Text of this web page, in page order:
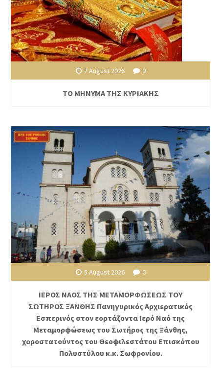
7 August 2026 0
ΤΟ ΜΗΝΥΜΑ ΤΗΣ ΚΥΡΙΑΚΗΣ
5 August 2026 0
ΙΕΡΟΣ ΝΑΟΣ ΤΗΣ ΜΕΤΑΜΟΡΦΩΣΕΩΣ ΤΟΥ
ΣΩΤΗΡΟΣ ΞΑΝΘΗΣ Πανηγυρικός Αρχιερατικός
Εσπερινός στον εορτάζοντα Ιερό Ναό της
Μεταμορφώσεως του Σωτήρος της Ξάνθης,
χοροστατούντος του Θεοφιλεστάτου Επισκόπου
Πολυστύλου κ.κ. Σωφρονίου.